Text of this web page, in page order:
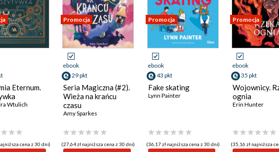
Eternum.
Wtulich
cena z 30 dni)
Promocja
ebook
29 pkt
Seria Magiczna (#2).
Wieża na krańcu
czasu
Amy Sparkes
(27,64 zł najniższa cena z 30 dni)
Promocja
ebook
43 pkt
Fake skating
Lynn Painter
(36,17 zł najniższa cena z 30 dni)
Promocja
ebook
35 pkt
Wojownicy.
ognia
Erin Hunter
(35,16 zł najniższa